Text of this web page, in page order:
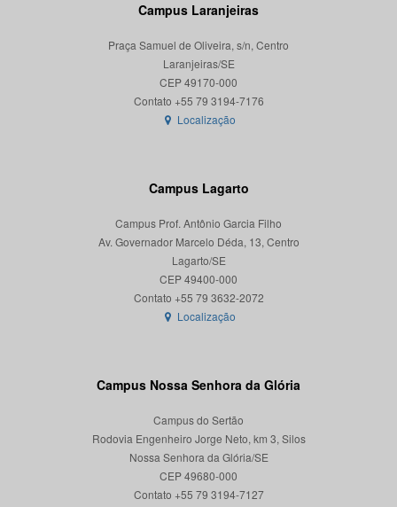
Campus Laranjeiras
Praça Samuel de Oliveira, s/n, Centro
Laranjeiras/SE
CEP 49170-000
Localização
Campus Lagarto
Campus Prof. Antônio Garcia Filho
Av. Governador Marcelo Déda, 13, Centro
Lagarto/SE
CEP 49400-000
Localização
Campus Nossa Senhora da Glória
Campus do Sertão
Rodovia Engenheiro Jorge Neto, km 3, Silos
Nossa Senhora da Glória/SE
CEP 49680-000
Contato +55 79 3194-7127